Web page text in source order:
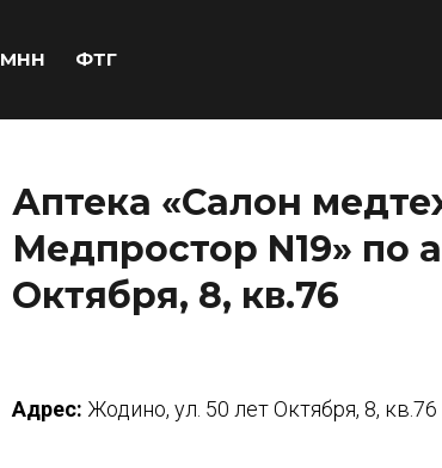
МНН ФТГ
Аптека «Салон
Медпростор N19» по
Октября, 8, кв.76
Адрес: Жодино, ул. 50 лет Октября, 8, кв.76